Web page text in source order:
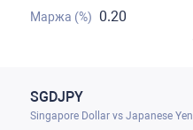
0.20
SGDJPY
Singapore Dollar vs Japanese Yen